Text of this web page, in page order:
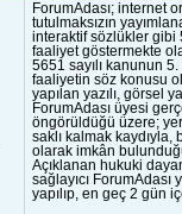
ForumAdası; internet
tutulmaksızın
interaktif sözlükler gibi
faaliyet göstermekte
5651 sayılı kanunun
faaliyetin söz konusu
yapılan yazılı, görsel
ForumAdası üyesi
öngörüldüğü üzere;
saklı kalmak
olarak imkân
Açıklanan hukuki
sağlayıcı
yapılıp, en geç 2 gün